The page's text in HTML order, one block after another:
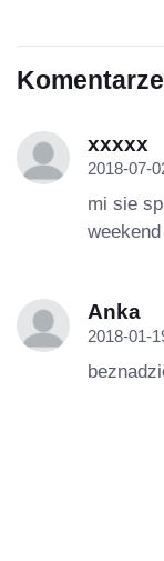
Komentarze
xxxxx
2018-07-
mi sie
Anka
2018-01-